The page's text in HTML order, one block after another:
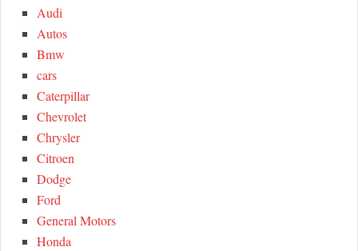
Audi
Autos
Bmw
cars
Caterpillar
Chevrolet
Chrysler
Citroen
Dodge
Ford
General Motors
Honda